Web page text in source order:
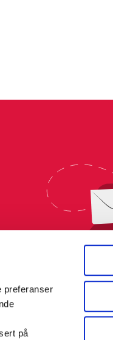
preferanser
på